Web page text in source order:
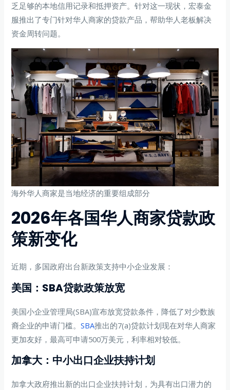
乏足够的本地信用记录和抵押资产。针对这一现状，宏泰金
服推出了专门针对华人商家的贷款产品，帮助华人老板解决
资金周转问题。
海外华人商家是当地经济的重要组成部分
2026年各国华人商家贷款政
策新变化
近期，多国政府出台新政策支持中小企业发展：
美国：SBA贷款政策放宽
美国小企业管理局(SBA)宣布放宽贷款条件，降低了对少数族
裔企业的申请门槛。SBA推出的7(a)贷款计划现在对华人商家
更加友好，最高可申请500万美元，利率相对较低。
加拿大：中小出口企业扶持计划
加拿大政府推出新的出口企业扶持计划，为具有出口潜力的